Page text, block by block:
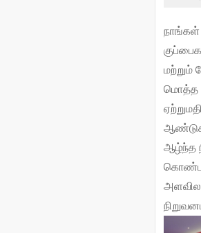
மற்றும்
மொத்த
ஆழ்ந்த
கொண்ட